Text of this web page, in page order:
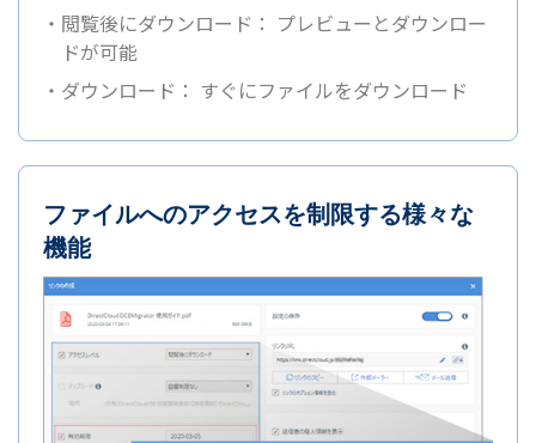
・閲覧後にダウンロード： プレビューとダウンロー
ドが可能
・ダウンロード： すぐにファイルをダウンロード
ファイルへのアクセスを制限する様々な
機能